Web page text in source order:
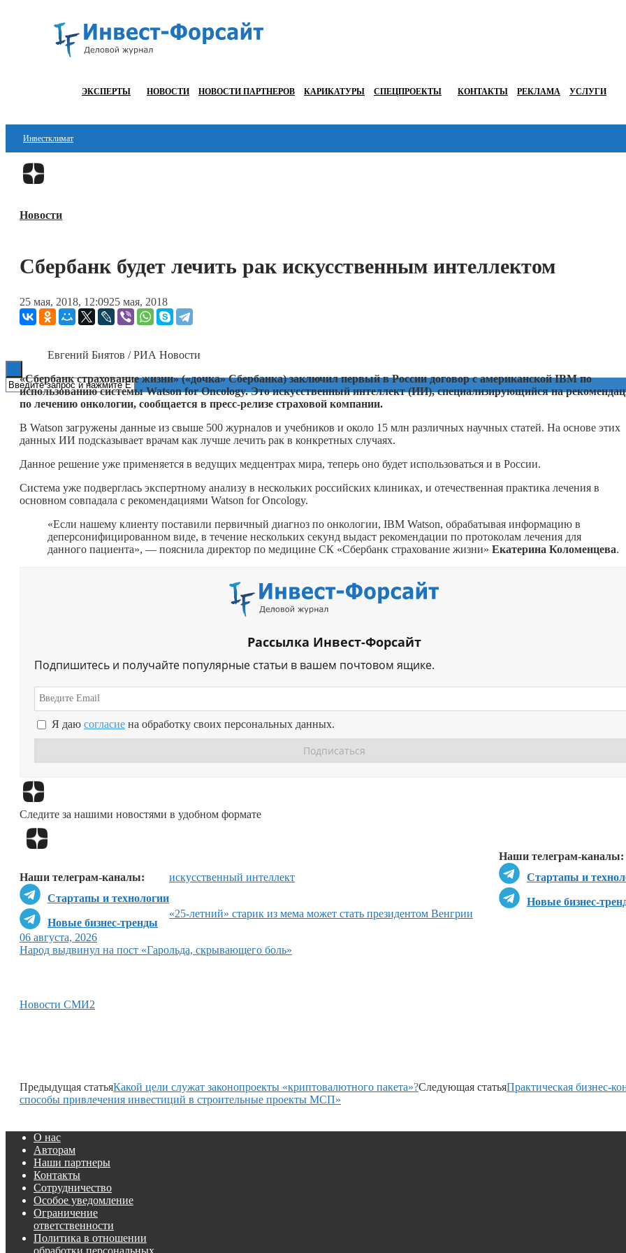
ЭКСПЕРТЫ НОВОСТИ НОВОСТИ ПАРТНЕРОВ КАРИКАТУРЫ СПЕЦПРОЕКТЫ КОНТАКТЫ РЕКЛАМА УСЛУГИ
Инвестклимат
Финансы
Блокчейн
Технологии
ESG
Новости
Сбербанк будет лечить рак искусственным интеллектом
25 мая, 2018, 12:0925 мая, 2018
Евгений Биятов / РИА Новости
«Сбербанк страхование жизни» («дочка» Сбербанка) заключил первый в России договор с американской IBM по
использованию системы Watson for Oncology. Это искусственный интеллект (ИИ), специализирующийся на
по лечению онкологии, сообщается в пресс-релизе страховой компании.
В Watson загружены данные из свыше 500 журналов и учебников и около 15 млн различных научных статей. На основе этих
данных ИИ подсказывает врачам как лучше лечить рак в конкретных случаях.
Данное решение уже применяется в ведущих медцентрах мира, теперь оно будет использоваться и в России.
Система уже подверглась экспертному анализу в нескольких российских клиниках, и отечественная практика лечения в
основном совпадала с рекомендациями Watson for Oncology.
«Если нашему клиенту поставили первичный диагноз по онкологии, IBM Watson, обрабатывая информацию в
деперсонифицированном виде, в течение нескольких секунд выдаст рекомендации по протоколам лечения для
данного пациента», — пояснила директор по медицине СК «Сбербанк страхование жизни» Екатерина Коломенцева.
Рассылка Инвест-Форсайт
Подпишитесь и получайте популярные статьи в вашем почтовом ящике.
Я даю согласие на обработку своих персональных данных.
Следите за нашими новостями в удобном формате
Наши телеграм-каналы:
Стартапы и
Новые бизнес-
Наши телеграм-каналы:
Стартапы и технологии
Новые бизнес-тренды
искусственный интеллект
«25-летний» старик из мема может стать президентом Венгрии
06 августа, 2026
Народ выдвинул на пост «Гарольда, скрывающего боль»
Новости СМИ2
Предыдущая статьяКакой цели служат законопроекты «криптовалютного пакета»?Следующая статьяПрактическая бизнес-
способы привлечения инвестиций в строительные проекты МСП»
О нас
Авторам
Наши партнеры
Контакты
Сотрудничество
Особое уведомление
Ограничение
ответственности
Политика в отношении